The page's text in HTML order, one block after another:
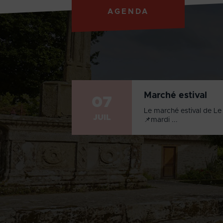
AGENDA
Marché estival
Le marché estival de
📌mardi ...